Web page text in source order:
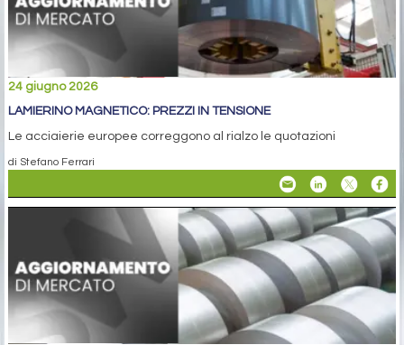
24 giugno 2026
LAMIERINO MAGNETICO: PREZZI IN TENSIONE
Le acciaierie europee correggono al rialzo le quotazioni
di Stefano Ferrari